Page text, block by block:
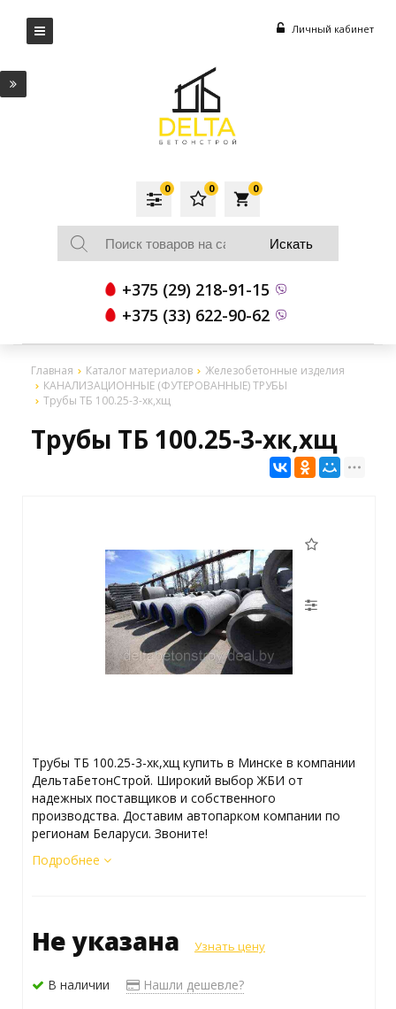
Личный кабинет
local_grocery_store
0
0
0
+375 (29) 218-91-15
+375 (33) 622-90-62
Главная Каталог материалов
Железобетонные изделия
КАНАЛИЗАЦИОННЫЕ (ФУТЕРОВАННЫЕ) ТРУБЫ
Трубы ТБ 100.25-3-хк,хщ
Трубы ТБ 100.25-3-хк,хщ
Трубы ТБ 100.25-3-хк,хщ купить в Минске в компании
ДельтаБетонСтрой. Широкий выбор ЖБИ от
надежных поставщиков и собственного
производства. Доставим автопарком компании по
регионам Беларуси. Звоните!
Подробнее
Не указана Узнать цену
В наличии Нашли дешевле?